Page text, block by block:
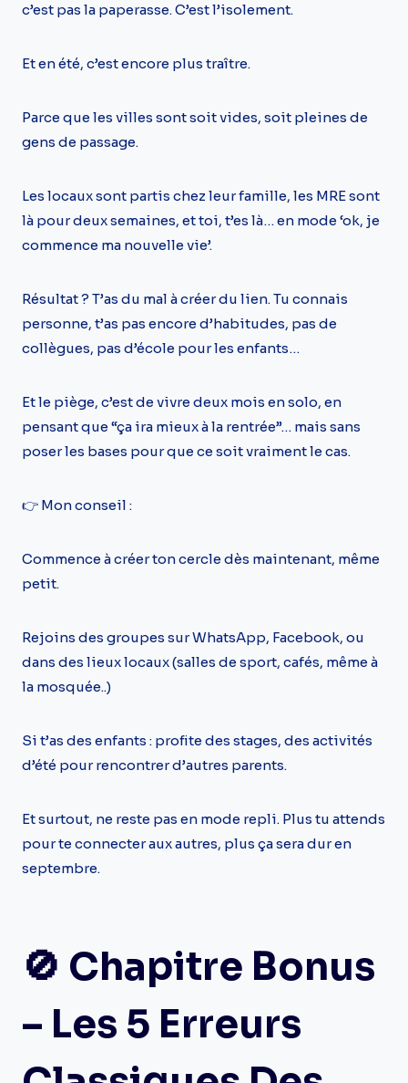
c’est pas la paperasse. C’est l’isolement.
Et en été, c’est encore plus traître.
Parce que les villes sont soit vides, soit pleines de
gens de passage.
Les locaux sont partis chez leur famille, les MRE sont
là pour deux semaines, et toi, t’es là… en mode ‘ok, je
commence ma nouvelle vie’.
Résultat ? T’as du mal à créer du lien. Tu connais
personne, t’as pas encore d’habitudes, pas de
collègues, pas d’école pour les enfants…
Et le piège, c’est de vivre deux mois en solo, en
pensant que “ça ira mieux à la rentrée”… mais sans
poser les bases pour que ce soit vraiment le cas.
👉 Mon conseil :
Commence à créer ton cercle dès maintenant, même
petit.
Rejoins des groupes sur WhatsApp, Facebook, ou
dans des lieux locaux (salles de sport, cafés, même à
la mosquée..)
Si t’as des enfants : profite des stages, des activités
d’été pour rencontrer d’autres parents.
Et surtout, ne reste pas en mode repli. Plus tu attends
pour te connecter aux autres, plus ça sera dur en
septembre.
🚫 Chapitre Bonus
– Les 5 Erreurs